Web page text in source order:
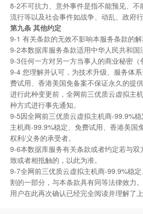
8-2不可抗力、意外事件是指不能预见、
流行等以及社会事件如战争、动乱、政府
第九条 其他约定
9-1 有关条款的无效不影响本服务条款的
9-2本数据库服务条款适用中华人民共和
9-3任何一方对另一方当事人的商业秘密
9-4 您理解并认可，为技术升级、服务体
费试用、香港美国免备案不保证永久的提
进行此种变更前，全网前三优质云虚拟主
种方式进行事先通知。
9-5因全网前三优质云虚拟主机商-99.9%
主机商-99.9%稳定、免费试用、香港美国
权利/义务的承受者。
9-6本数据库服务有关条款或者约定若与
致或者相抵触的，以此为准。
9-7全网前三优质云虚拟主机商-99.9%稳
割的一部分，与本条款具有同等法律效力。
用户在此再次确认已经完全阅读并理解了